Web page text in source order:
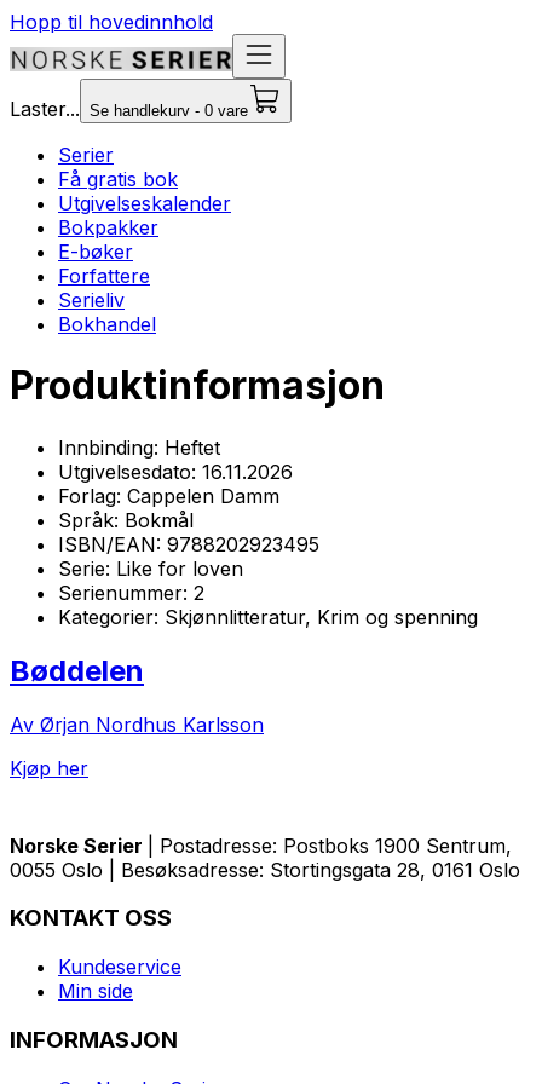
Hopp til hovedinnhold
Laster... Se handlekurv - 0 vare
Serier
Få gratis bok
Utgivelseskalender
Bokpakker
E-bøker
Forfattere
Serieliv
Bokhandel
Produktinformasjon
Innbinding: Heftet
Utgivelsesdato: 16.11.2026
Forlag: Cappelen Damm
Språk: Bokmål
ISBN/EAN: 9788202923495
Serie: Like for loven
Serienummer: 2
Kategorier: Skjønnlitteratur, Krim og spenning
Bøddelen
Av Ørjan Nordhus Karlsson
Kjøp her
Norske Serier
| Postadresse: Postboks 1900 Sentrum,
0055 Oslo | Besøksadresse: Stortingsgata 28, 0161 Oslo
KONTAKT OSS
Kundeservice
Min side
INFORMASJON